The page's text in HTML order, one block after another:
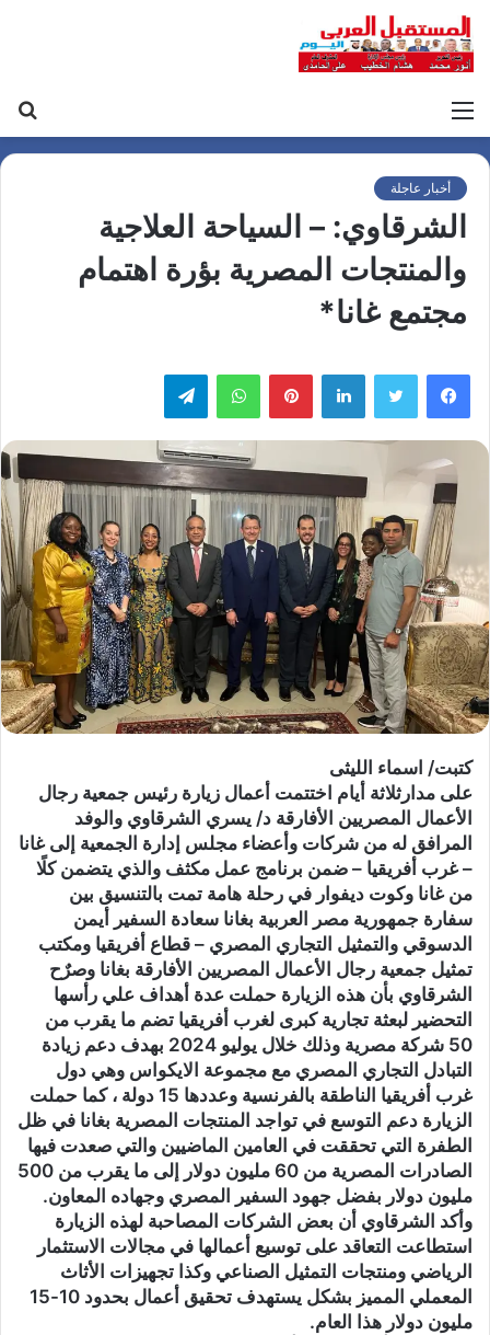
أخبار عاجلة
الشرقاوي: – السياحة العلاجية
والمنتجات المصرية بؤرة اهتمام
مجتمع غانا*
لينكدإن بينتيريست واتساب
كتبت/ اسماء الليثى
على مدارثلاثة أيام اختتمت أعمال زيارة رئيس جمعية رجال
الأعمال المصريين الأفارقة د/ يسري الشرقاوي والوفد
المرافق له من شركات وأعضاء مجلس إدارة الجمعية إلى غانا
– غرب أفريقيا – ضمن برنامج عمل مكثف والذي يتضمن كلًا
من غانا وكوت ديفوار في رحلة هامة تمت بالتنسيق بين
سفارة جمهورية مصر العربية بغانا سعادة السفير أيمن
الدسوقي والتمثيل التجاري المصري – قطاع أفريقيا ومكتب
تمثيل جمعية رجال الأعمال المصريين الأفارقة بغانا وصرٌح
الشرقاوي بأن هذه الزيارة حملت عدة أهداف علي رأسها
التحضير لبعثة تجارية كبرى لغرب أفريقيا تضم ما يقرب من
50 شركة مصرية وذلك خلال يوليو 2024 بهدف دعم زيادة
التبادل التجاري المصري مع مجموعة الايكواس وهي دول
غرب أفريقيا الناطقة بالفرنسية وعددها 15 دولة ، كما حملت
الزيارة دعم التوسع في تواجد المنتجات المصرية بغانا في ظل
الطفرة التي تحققت في العامين الماضيين والتي صعدت فيها
الصادرات المصرية من 60 مليون دولار إلى ما يقرب من 500
مليون دولار بفضل جهود السفير المصري وجهاده المعاون.
وأكد الشرقاوي أن بعض الشركات المصاحبة لهذه الزيارة
استطاعت التعاقد على توسيع أعمالها في مجالات الاستثمار
الرياضي ومنتجات التمثيل الصناعي وكذا تجهيزات الأثاث
المعملي المميز بشكل يستهدف تحقيق أعمال بحدود 10-15
مليون دولار هذا العام.